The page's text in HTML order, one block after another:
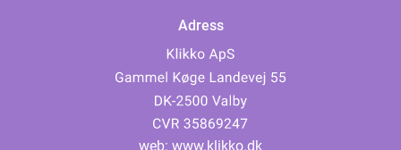
Adress
web: www.klikko.dk